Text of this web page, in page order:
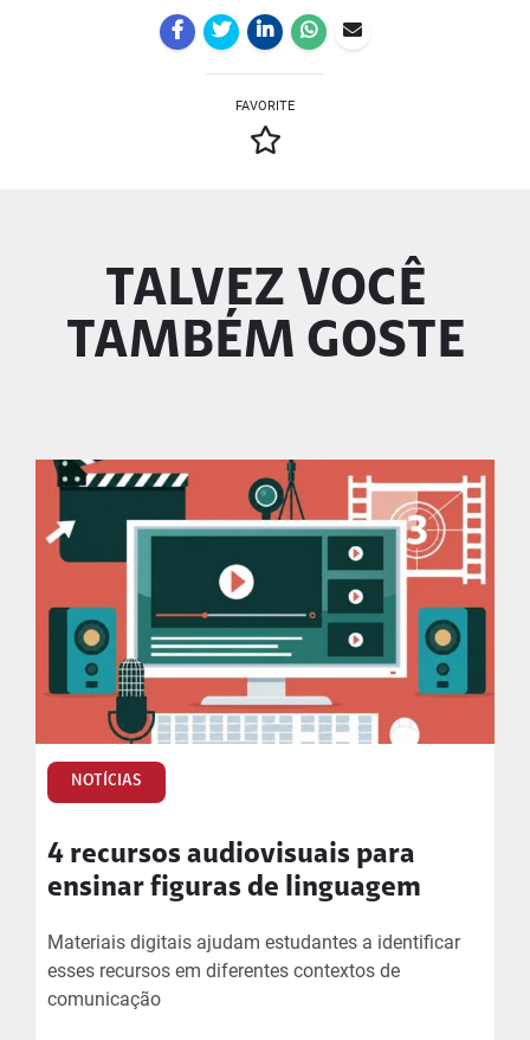
FAVORITE
TALVEZ VOCÊ
TAMBÉM GOSTE
NOTÍCIAS
4 recursos audiovisuais para
ensinar figuras de linguagem
Materiais digitais ajudam estudantes a identificar
esses recursos em diferentes contextos de
comunicação